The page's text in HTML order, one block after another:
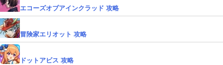
エコーズオブアインクラッド 攻略
冒険家エリオット 攻略
ドットアビス 攻略